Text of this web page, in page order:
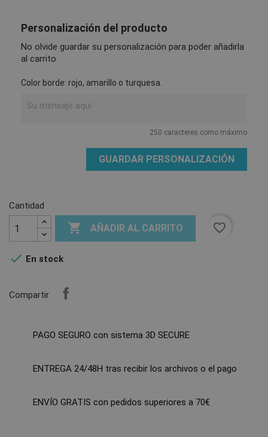
Personalización del producto
No olvide guardar su personalización para poder añadirla
al carrito
Color borde: rojo, amarillo o turquesa.
250 caracteres como máximo
GUARDAR PERSONALIZACIÓN
Cantidad
 AÑADIR AL CARRITO favorite_border
 En stock
Compartir
PAGO SEGURO con sistema 3D SECURE
ENTREGA 24/48H tras recibir los archivos o el pago
ENVÍO GRATIS con pedidos superiores a 70€